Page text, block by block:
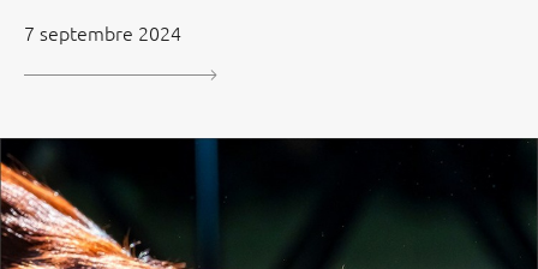
7 septembre 2024